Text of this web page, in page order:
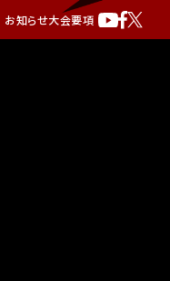
お知らせ大会要項